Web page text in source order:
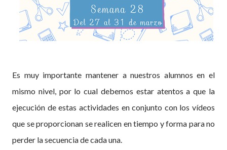
Es muy importante mantener a nuestros alumnos en el
mismo nivel, por lo cual debemos estar atentos a que la
ejecución de estas actividades en conjunto con los vídeos
que se proporcionan se realicen en tiempo y forma para no
perder la secuencia de cada una.